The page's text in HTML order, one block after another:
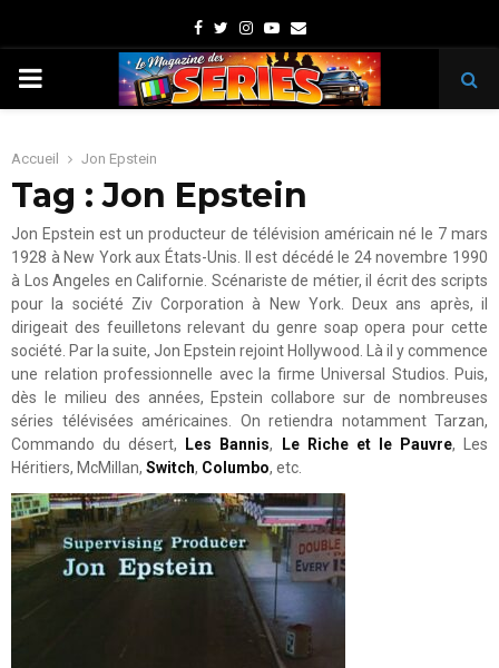
Facebook
TwitterInstagram
Youtube
Email
PRIMARY
Accueil Jon Epstein
Tag : Jon Epstein
Jon Epstein est un producteur de télévision américain né le 7 mars
1928 à New York aux États-Unis. Il est décédé le 24 novembre 1990
à Los Angeles en Californie. Scénariste de métier, il écrit des scripts
pour la société Ziv Corporation à New York. Deux ans après, il
dirigeait des feuilletons relevant du genre soap opera pour cette
société. Par la suite, Jon Epstein rejoint Hollywood. Là il y commence
une relation professionnelle avec la firme Universal Studios. Puis,
dès le milieu des années, Epstein collabore sur de nombreuses
séries télévisées américaines. On retiendra notamment Tarzan,
Commando du désert,
Les Bannis, Le Riche et le Pauvre, Les
Héritiers, McMillan, Switch, Columbo, etc.